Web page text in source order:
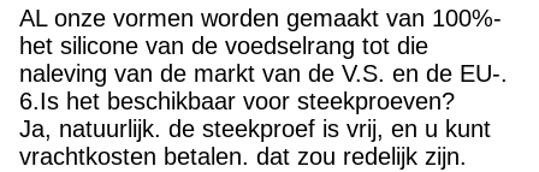
AL onze vormen worden gemaakt van 100%-
het silicone van de voedselrang tot die
naleving van de markt van de V.S. en de EU-.
6.Is het beschikbaar voor steekproeven?
Ja, natuurlijk. de steekproef is vrij, en u kunt
vrachtkosten betalen. dat zou redelijk zijn.